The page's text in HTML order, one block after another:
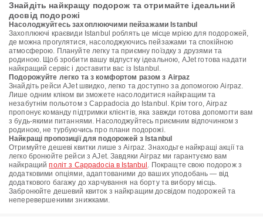
Знайдіть найкращу подорож та отримайте ідеальний
досвід подорожі
Насолоджуйтесь захоплюючими пейзажами Istanbul
Захоплюючі краєвиди Istanbul роблять це місце мрією для подорожей,
де можна прогулятися, насолоджуючись пейзажами та спокійною
атмосферою. Плануйте легку та приємну поїздку з друзями та
родиною. Щоб зробити вашу відпустку ідеальною, AJet готова надати
найкращий сервіс і доставити вас із Istanbul.
Подорожуйте легко та з комфортом разом з Airpaz
Знайдіть рейси AJet швидко, легко та доступно за допомогою Airpaz.
Лише одним кліком ви зможете насолодитися найкращим та
незабутнім польотом з Cappadocia до Istanbul. Крім того, Airpaz
пропонує команду підтримки клієнтів, яка завжди готова допомогти вам
з будь-якими питаннями. Насолоджуйтесь приємним відпочинком з
родиною, не турбуючись про плани подорожі.
Найкращі пропозиції для подорожей з Istanbul
Отримуйте дешеві квитки лише з Airpaz. Знаходьте найкращі акції та
легко бронюйте рейси з AJet. Завдяки Airpaz ми гарантуємо вам
найкращийполіт з Cappadocia в Istanbul . Покращте свою подорож з
додатковими опціями, адаптованими до ваших уподобань — від
додаткового багажу до харчування на борту та вибору місць.
Забронюйте дешевий квиток з найкращим досвідом подорожей та
неперевершеними знижками.